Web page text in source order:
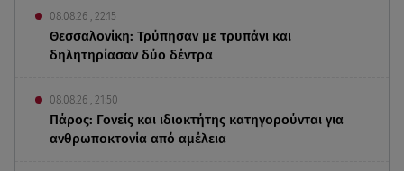
08.08.26 , 22:15
Θεσσαλονίκη: Τρύπησαν με τρυπάνι και
δηλητηρίασαν δύο δέντρα
08.08.26 , 21:50
Πάρος: Γονείς και ιδιοκτήτης κατηγορούνται για
ανθρωποκτονία από αμέλεια